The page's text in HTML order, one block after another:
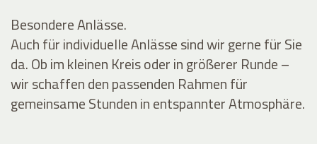
Besondere Anlässe.
Auch für individuelle Anlässe sind wir gerne für Sie
da. Ob im kleinen Kreis oder in größerer Runde –
wir schaffen den passenden Rahmen für
gemeinsame Stunden in entspannter Atmosphäre.